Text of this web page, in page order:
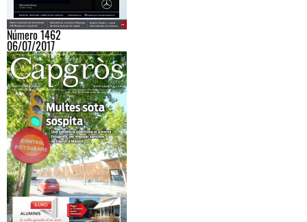
Número 1462
06/07/2017